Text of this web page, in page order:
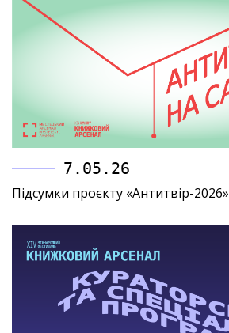
7.05.26
Підсумки проєкту «Антитвір-2026»